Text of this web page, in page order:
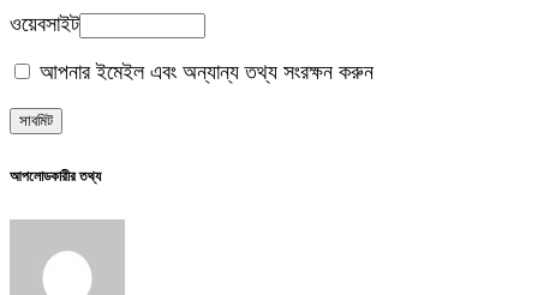
ওয়েবসাইট
আপনার ইমেইল এবং অন্যান্য তথ্য সংরক্ষন করুন
আপলোডকারীর তথ্য